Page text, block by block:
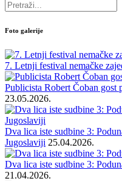
Foto galerije
7. Letnji festival nemačke
Publicista Robert Čoban gost
23.05.2026.
Dva lica iste sudbine 3:
Jugoslaviji 25.04.2026.
Dva lica iste sudbine 3:
21.04.2026.